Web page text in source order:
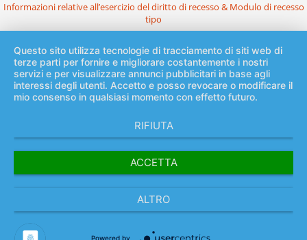
Informazioni relative all’esercizio del diritto di recesso & Modulo di recesso
tipo
Questo sito utilizza tecnologie di tracciamento di siti web di
terze parti per fornire e migliorare costantemente i nostri
servizi e per visualizzare annunci pubblicitari in base agli
interessi degli utenti. Accetto e posso revocare o modificare il
mio consenso in qualsiasi momento con effetto futuro.
RIFIUTA
ACCETTA
ALTRO
Powered by